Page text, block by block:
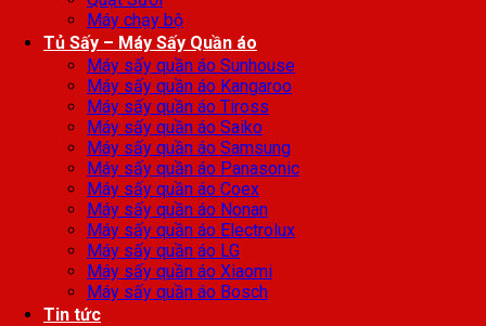
Máy chạy bộ
Tủ Sấy – Máy Sấy Quần áo
Máy sấy quần áo Sunhouse
Máy sấy quần áo Kangaroo
Máy sấy quần áo Tiross
Máy sấy quần áo Saiko
Máy sấy quần áo Samsung
Máy sấy quần áo Panasonic
Máy sấy quần áo Coex
Máy sấy quần áo Nonan
Máy sấy quần áo Electrolux
Máy sấy quần áo LG
Máy sấy quần áo Xiaomi
Máy sấy quần áo Bosch
Tin tức